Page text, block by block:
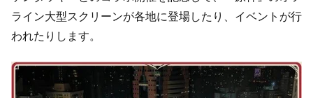
ライン大型スクリーンが各地に登場したり、イベントが行
われたりします。